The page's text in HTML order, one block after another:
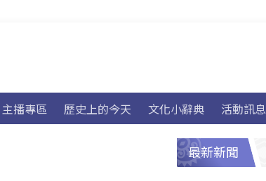
主播專區 歷史上的今天 文化小辭典 活動訊息
最新新聞